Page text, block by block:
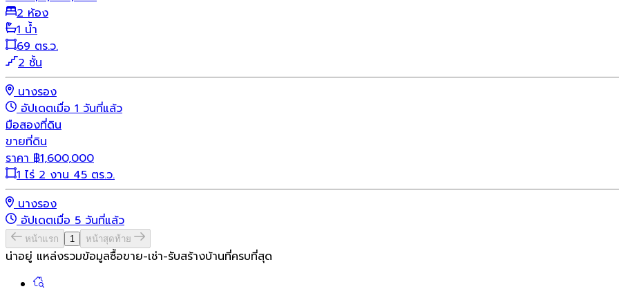
2 ห้อง
1 น้ำ
69 ตร.ว.
2 ชั้น
นางรอง
อัปเดตเมื่อ 1 วันที่แล้ว
มือสองที่ดิน
ขายที่ดิน
ราคา ฿1,600,000
1 ไร่ 2 งาน 45 ตร.ว.
นางรอง
อัปเดตเมื่อ 5 วันที่แล้ว
หน้าแรก 1 หน้าสุดท้าย
น่าอยู่ แหล่งรวมข้อมูลซื้อขาย-เช่า-รับสร้างบ้านที่ครบที่สุด